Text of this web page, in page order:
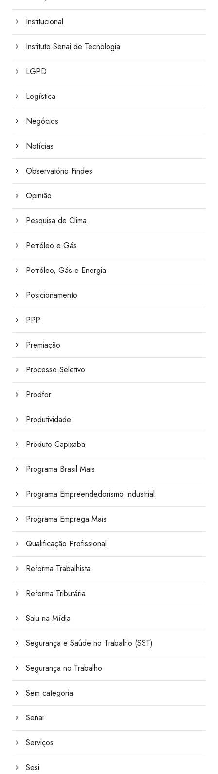
Institucional
Instituto Senai de Tecnologia
LGPD
Logística
Negócios
Notícias
Observatório Findes
Opinião
Pesquisa de Clima
Petróleo e Gás
Petróleo, Gás e Energia
Posicionamento
PPP
Premiação
Processo Seletivo
Prodfor
Produtividade
Produto Capixaba
Programa Brasil Mais
Programa Empreendedorismo Industrial
Programa Emprega Mais
Qualificação Profissional
Reforma Trabalhista
Reforma Tributária
Saiu na Mídia
Segurança e Saúde no Trabalho (SST)
Segurança no Trabalho
Sem categoria
Senai
Serviços
Sesi